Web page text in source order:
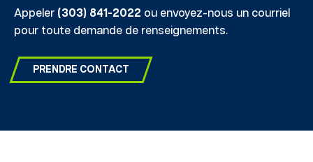
Appeler (303) 841-2022 ou envoyez-nous un courriel
pour toute demande de renseignements.
PRENDRE CONTACT